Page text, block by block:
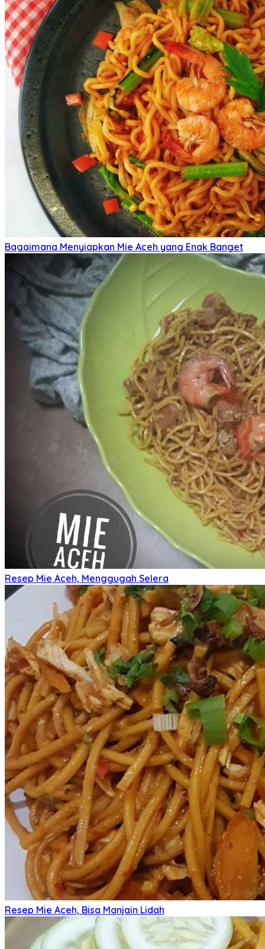
Bagaimana Menyiapkan Mie Aceh yang Enak Banget
Resep Mie Aceh, Menggugah Selera
Resep Mie Aceh, Bisa Manjain Lidah